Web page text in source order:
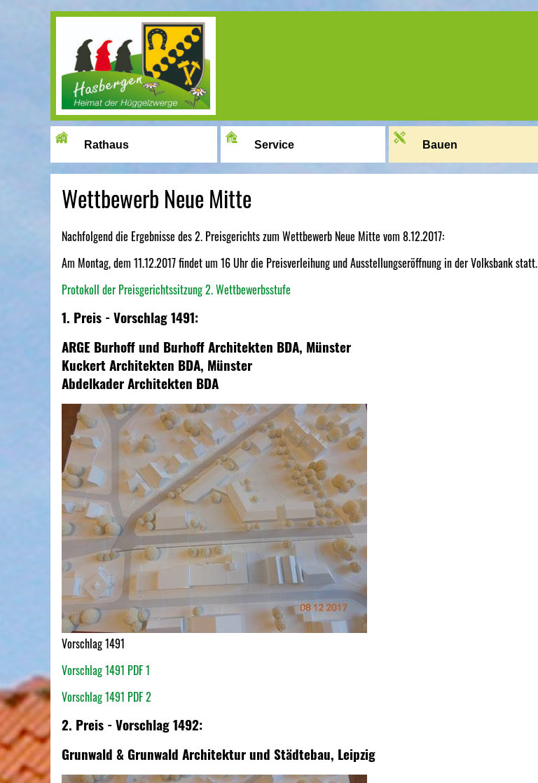
Rathaus Service Bauen
Wettbewerb Neue Mitte
Nachfolgend die Ergebnisse des 2. Preisgerichts zum Wettbewerb Neue Mitte vom 8.12.2017:
Am Montag, dem 11.12.2017 findet um 16 Uhr die Preisverleihung und Ausstellungseröffnung in der Volksbank statt.
Protokoll der Preisgerichtssitzung 2. Wettbewerbsstufe
1. Preis - Vorschlag 1491:
ARGE Burhoff und Burhoff Architekten BDA, Münster
Kuckert Architekten BDA, Münster
Abdelkader Architekten BDA
Vorschlag 1491
Vorschlag 1491 PDF 1
Vorschlag 1491 PDF 2
2. Preis - Vorschlag 1492:
Grunwald & Grunwald Architektur und Städtebau, Leipzig